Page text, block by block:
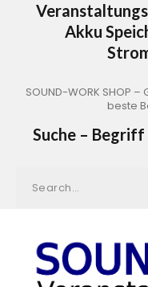
Akku
SOUND-WORK SHOP
beste
Suche –